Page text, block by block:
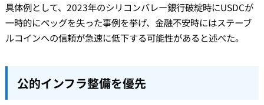
具体例として、2023年のシリコンバレー銀行破綻時にUSDCが
一時的にペッグを失った事例を挙げ、金融不安時にはステーブ
ルコインへの信頼が急速に低下する可能性があると述べた。
公的インフラ整備を優先